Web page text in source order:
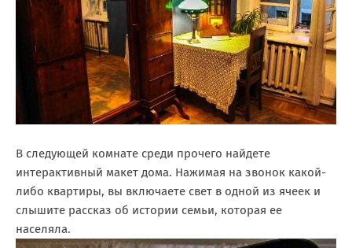
В следующей комнате среди прочего найдете
интерактивный макет дома. Нажимая на звонок какой-
либо квартиры, вы включаете свет в одной из ячеек и
слышите рассказ об истории семьи, которая ее
населяла.